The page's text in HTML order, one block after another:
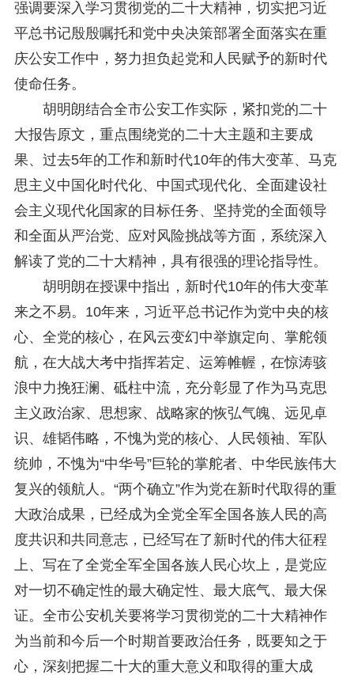
重庆市法学会数字法学研究会学术年会拟于11月14日召开 2025-10-28
中共重庆市委 重庆市人民政府 关于深入开展向“时代楷模”重庆检察未成年人保护工作团队代表学习活动的决定 2025-10-09
中央政法委印发通知要求学习宣传重庆检察未成年人保护工作团队代表先进事迹 2025-09-30
征稿启事 2025-08-28
中国法学会2025年度部级法学研究课题立项公告 2025-07-20
重庆市法学会第五期法学研究立项课题名单公布 2025-05-20
关于开展“2025年青年普法志愿者法治文化基层行”活动的通知 2025-04-22
会议预告 | 中国法学会法学期刊研究会2025年年会将在重庆召开 2025-03-12
强调要深入学习贯彻党的二十大精神，切实把习近
平总书记殷殷嘱托和党中央决策部署全面落实在重
庆公安工作中，努力担负起党和人民赋予的新时代
使命任务。
胡明朗结合全市公安工作实际，紧扣党的二十
大报告原文，重点围绕党的二十大主题和主要成
果、过去5年的工作和新时代10年的伟大变革、马克
思主义中国化时代化、中国式现代化、全面建设社
会主义现代化国家的目标任务、坚持党的全面领导
和全面从严治党、应对风险挑战等方面，系统深入
解读了党的二十大精神，具有很强的理论指导性。
胡明朗在授课中指出，新时代10年的伟大变革
来之不易。10年来，习近平总书记作为党中央的核
心、全党的核心，在风云变幻中举旗定向、掌舵领
航，在大战大考中指挥若定、运筹帷幄，在惊涛骇
浪中力挽狂澜、砥柱中流，充分彰显了作为马克思
主义政治家、思想家、战略家的恢弘气魄、远见卓
识、雄韬伟略，不愧为党的核心、人民领袖、军队
统帅，不愧为“中华号”巨轮的掌舵者、中华民族伟大
复兴的领航人。“两个确立”作为党在新时代取得的重
大政治成果，已经成为全党全军全国各族人民的高
度共识和共同意志，已经写在了新时代的伟大征程
上、写在了全党全军全国各族人民心坎上，是党应
对一切不确定性的最大确定性、最大底气、最大保
证。全市公安机关要将学习贯彻党的二十大精神作
为当前和今后一个时期首要政治任务，既要知之于
心，深刻把握二十大的重大意义和取得的重大成